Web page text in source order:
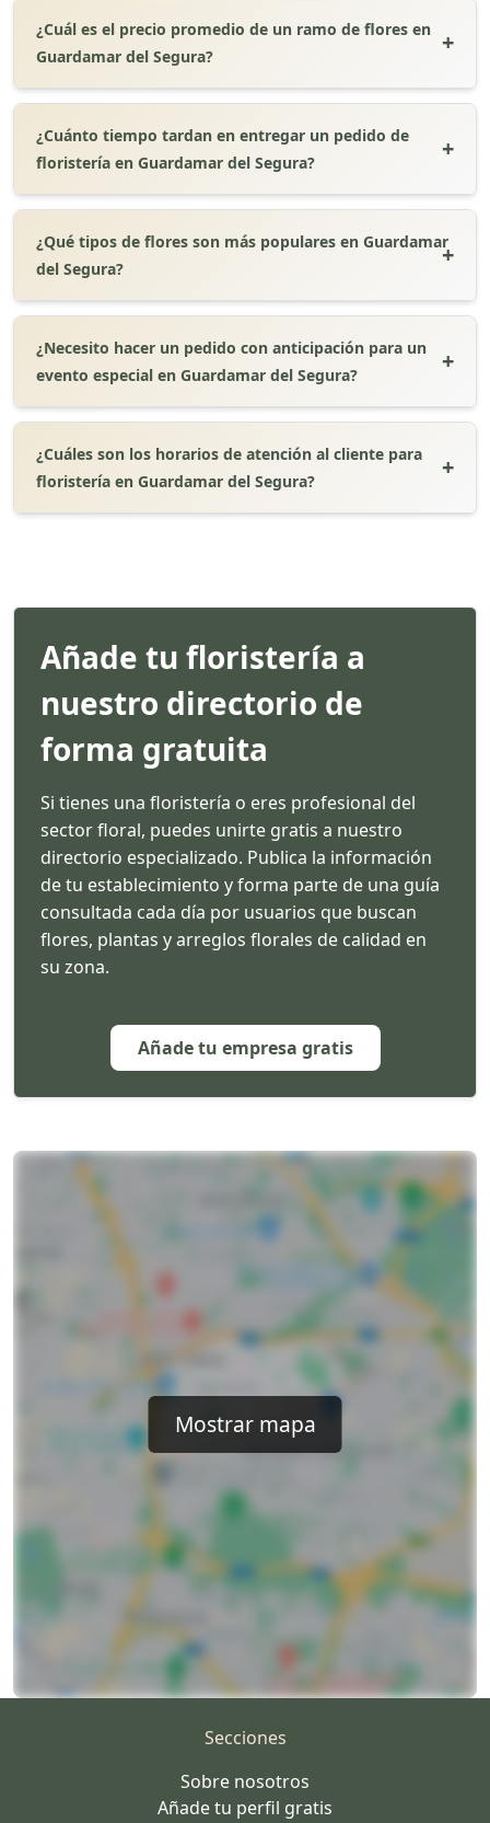
¿Cuál es el precio promedio de un ramo de flores en
Guardamar del Segura?
¿Cuánto tiempo tardan en entregar un pedido de
floristería en Guardamar del Segura?
¿Qué tipos de flores son más populares en Guardamar
del Segura?
¿Necesito hacer un pedido con anticipación para un
evento especial en Guardamar del Segura?
¿Cuáles son los horarios de atención al cliente para
floristería en Guardamar del Segura?
Añade tu floristería a
nuestro directorio de
forma gratuita
Si tienes una floristería o eres profesional del
sector floral, puedes unirte gratis a nuestro
directorio especializado. Publica la información
de tu establecimiento y forma parte de una guía
consultada cada día por usuarios que buscan
flores, plantas y arreglos florales de calidad en
su zona.
Añade tu empresa gratis
Mostrar mapa
Secciones
Sobre nosotros
Añade tu perfil gratis